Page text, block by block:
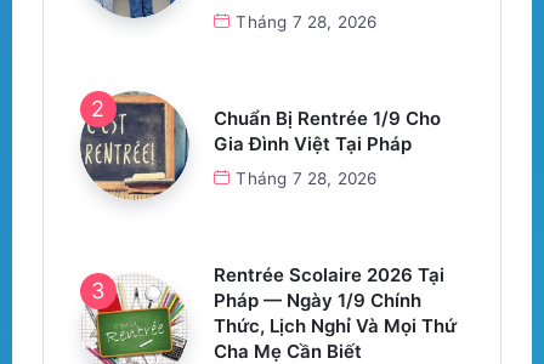
Tháng 7 28, 2026
Chuẩn Bị Rentrée 1/9 Cho
Gia Đình Việt Tại Pháp
Tháng 7 28, 2026
Rentrée Scolaire 2026 Tại
Pháp — Ngày 1/9 Chính
Thức, Lịch Nghỉ Và Mọi Thứ
Cha Mẹ Cần Biết